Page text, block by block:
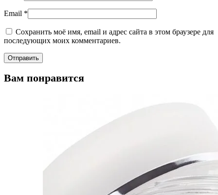
Email *
Сохранить моё имя, email и адрес сайта в этом браузере для
последующих моих комментариев.
Вам понравится